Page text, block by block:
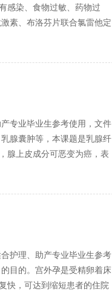
感染、食物过敏、药物过
素、布洛芬片联合氯雷他定
专业毕业生参考使用，文件
腺囊肿等，本课题是乳腺纤
腺上皮成分可恶变为癌，表
护理、助产专业毕业生参考
目的。宫外孕是受精卵着床
快，可达到缩短患者的住院